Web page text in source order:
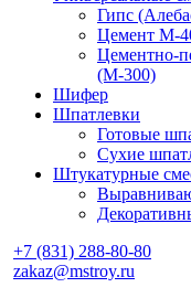
Гипс
Цемент М-
Цементно-
(М-300)
Шифер
Шпатлевки
Готовые
Сухие
Штукатурные
+7 (831) 288-80-80
zakaz@mstroy.ru